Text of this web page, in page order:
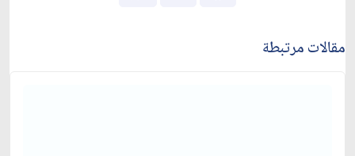
مقالات مرتبطة